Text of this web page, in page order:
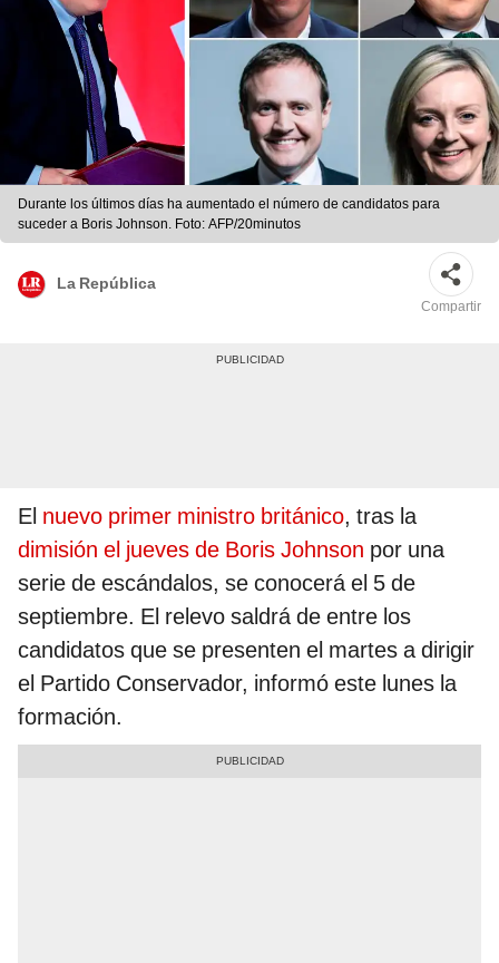
Durante los últimos días ha aumentado el número de candidatos para
suceder a Boris Johnson. Foto: AFP/20minutos
La República
Compartir
El nuevo primer ministro británico, tras la
dimisión el jueves de Boris Johnson por una
serie de escándalos, se conocerá el 5 de
septiembre. El relevo saldrá de entre los
candidatos que se presenten el martes a dirigir
el Partido Conservador, informó este lunes la
formación.